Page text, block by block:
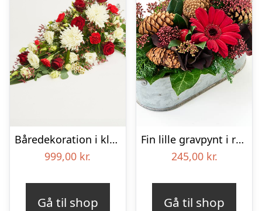
Båredekoration i klassisk stil – rød og hvid
999,00 kr.
Gå til shop
Fin lille gravpynt i rød, floristens valg – Blomster til begravelse
245,00 kr.
Gå til shop